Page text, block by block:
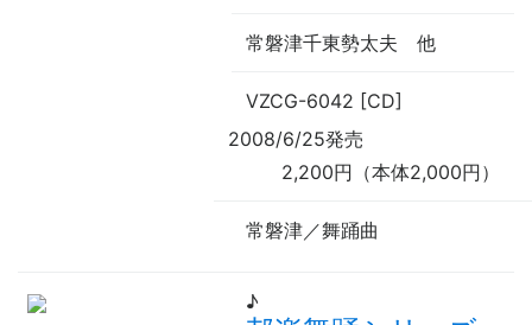
常磐津千東勢太夫 他
VZCG-6042 [CD]
2008/6/25発売
2,200円（本体2,000円）
常磐津／舞踊曲
♪